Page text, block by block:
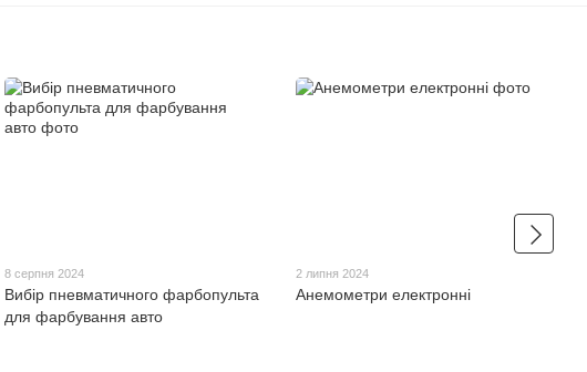
8 серпня 2024
Вибір пневматичного фарбопульта
для фарбування авто
2 липня 2024
Анемометри електронні